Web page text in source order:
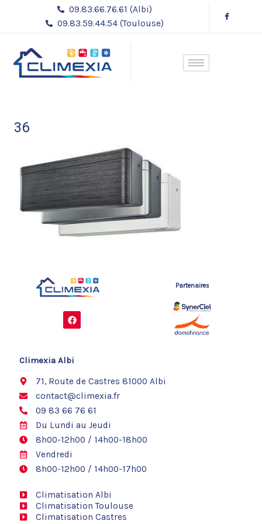
contenu
09.83.66.76.61 (Albi)
09.83.59.44.54 (Toulouse)
36
F
a
c
o
Partenaires
Climexia Albi
71, Route de Castres 81000 Albi
contact@climexia.fr
09 83 66 76 61
Du Lundi au Jeudi
8h00-12h00 / 14h00-18h00
Vendredi
8h00-12h00 / 14h00-17h00
Climatisation Albi
Climatisation Toulouse
Climatisation Castres